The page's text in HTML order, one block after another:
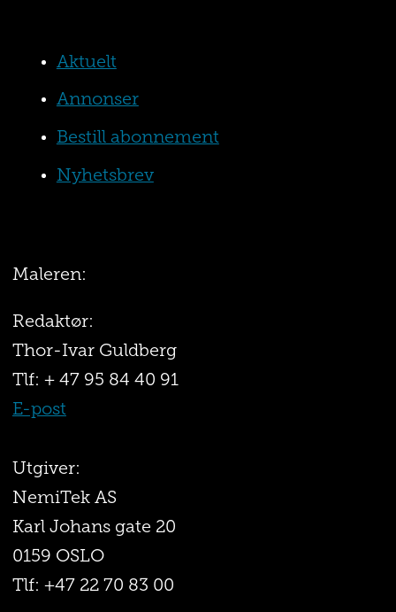
Aktuelt
Annonser
Bestill abonnement
Nyhetsbrev
Maleren:
Redaktør:
Thor-Ivar Guldberg
Tlf: + 47 95 84 40 91
E-post
Utgiver:
NemiTek AS
Karl Johans gate 20
0159 OSLO
Tlf: +47 22 70 83 00